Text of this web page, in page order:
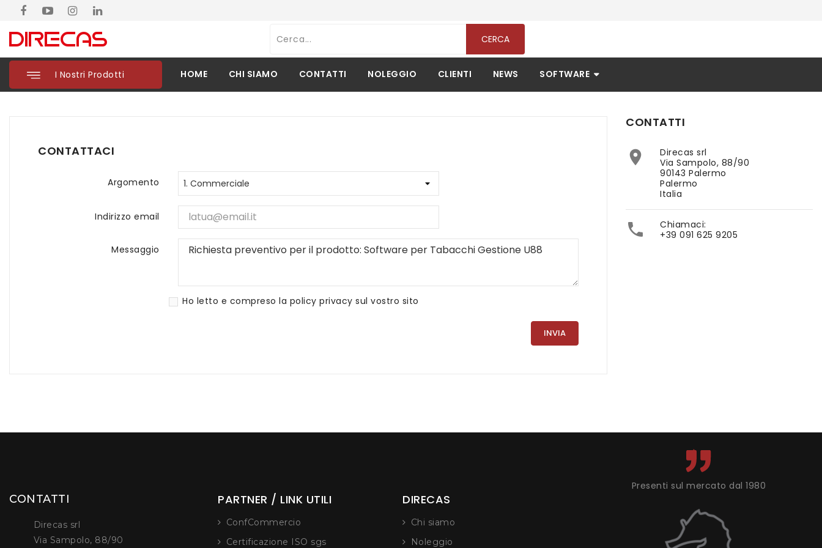
CERCA
I Nostri Prodotti HOME CHI SIAMO CONTATTI NOLEGGIO CLIENTI NEWS SOFTWARE
CONTATTACI
Argomento
Indirizzo email
Messaggio
Ho letto e compreso la policy privacy sul vostro sito
CONTATTI

Direcas srl
Via Sampolo, 88/90
90143 Palermo
Palermo
Italia

Chiamaci:
+39 091 625 9205
CONTATTI
Direcas srl
Via Sampolo, 88/90
PARTNER / LINK UTILI
ConfCommercio
Certificazione ISO sgs
DIRECAS
Chi siamo
Noleggio
Presenti sul mercato dal 1980